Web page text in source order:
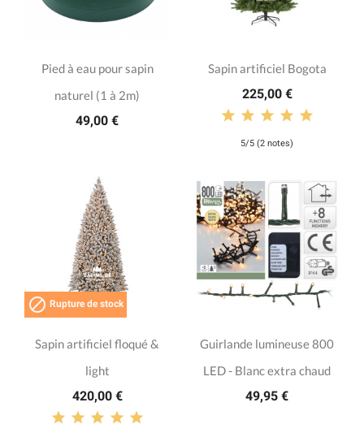
Pied à eau pour sapin
naturel (1 à 2m)
49,00 €
Sapin artificiel Bogota
225,00 €
5/5 (2 notes)
 Rupture de stock
Sapin artificiel floqué &
light
420,00 €
Guirlande lumineuse 800
LED - Blanc extra chaud
49,95 €